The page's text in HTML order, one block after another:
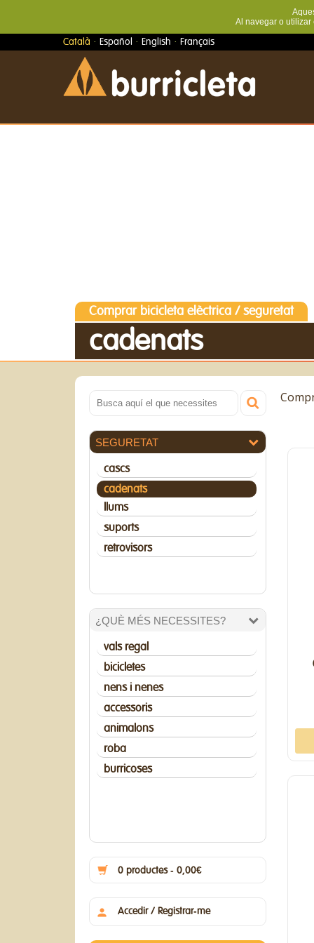
Al navegar o utilizar
Català · Español · English · Français
Comprar bicicleta elèctrica / seguretat
cadenats
SEGURETAT
cascs
cadenats
llums
suports
retrovisors
¿QUÈ MÉS NECESSITES?
vals regal
bicicletes
nens i nenes
accessoris
animalons
roba
burricoses
0 productes - 0,00€
Accedir / Registrar-me